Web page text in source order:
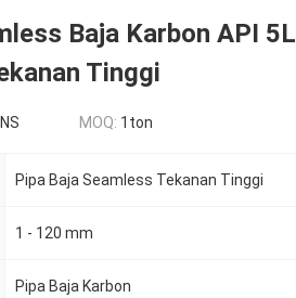
Baja Karbon API 5L
Tinggi
MOQ: 1ton
Pipa Baja Seamless Tekanan Tinggi
1 - 120 mm
Pipa Baja Karbon